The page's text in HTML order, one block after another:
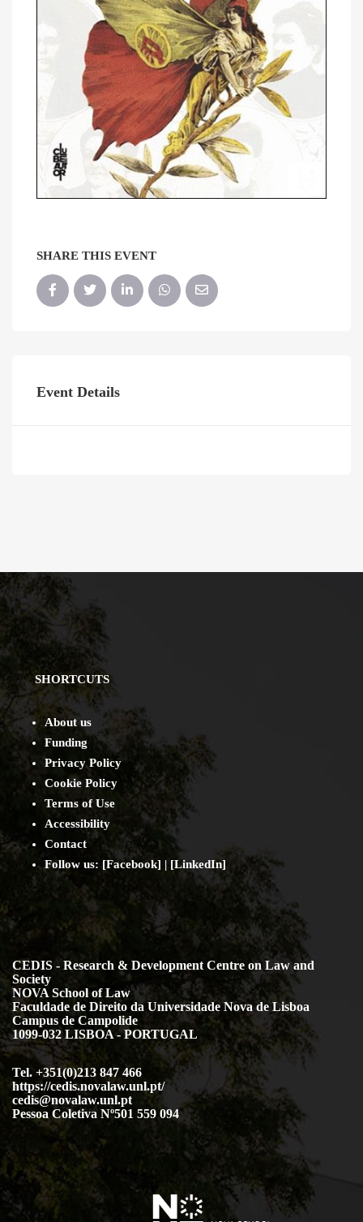
SHARE THIS EVENT
Event Details
SHORTCUTS
About us
Funding
Privacy Policy
Cookie Policy
Terms of Use
Accessibility
Contact
Follow us: [Facebook] | [LinkedIn]
CEDIS - Research & Development Centre on Law and
Society
NOVA School of Law
Faculdade de Direito da Universidade Nova de Lisboa
Campus de Campolide
1099-032 LISBOA - PORTUGAL
Tel. +351(0)213 847 466
https://cedis.novalaw.unl.pt/
cedis@novalaw.unl.pt
Pessoa Coletiva Nº501 559 094